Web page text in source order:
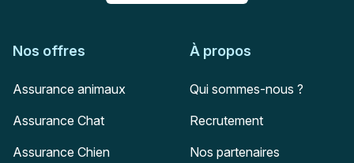
Nos offres
Assurance animaux
Assurance Chat
Assurance Chien
À propos
Qui sommes-nous ?
Recrutement
Nos partenaires